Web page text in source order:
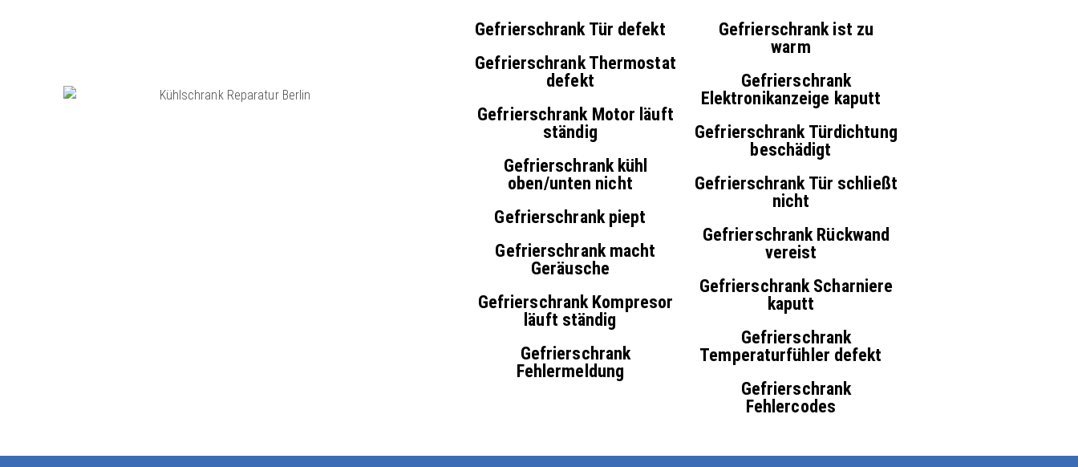
Gefrierschrank Tür defekt
Gefrierschrank Thermostat
defekt
Gefrierschrank Motor läuft
ständig
Gefrierschrank kühl
oben/unten nicht
Gefrierschrank piept
Gefrierschrank macht
Geräusche
Gefrierschrank Kompresor
läuft ständig
Gefrierschrank
Fehlermeldung
Gefrierschrank ist zu
warm
Gefrierschrank
Elektronikanzeige kaputt
Gefrierschrank Türdichtung
beschädigt
Gefrierschrank Tür schließt
nicht
Gefrierschrank Rückwand
vereist
Gefrierschrank Scharniere
kaputt
Gefrierschrank
Temperaturfühler defekt
Gefrierschrank
Fehlercodes